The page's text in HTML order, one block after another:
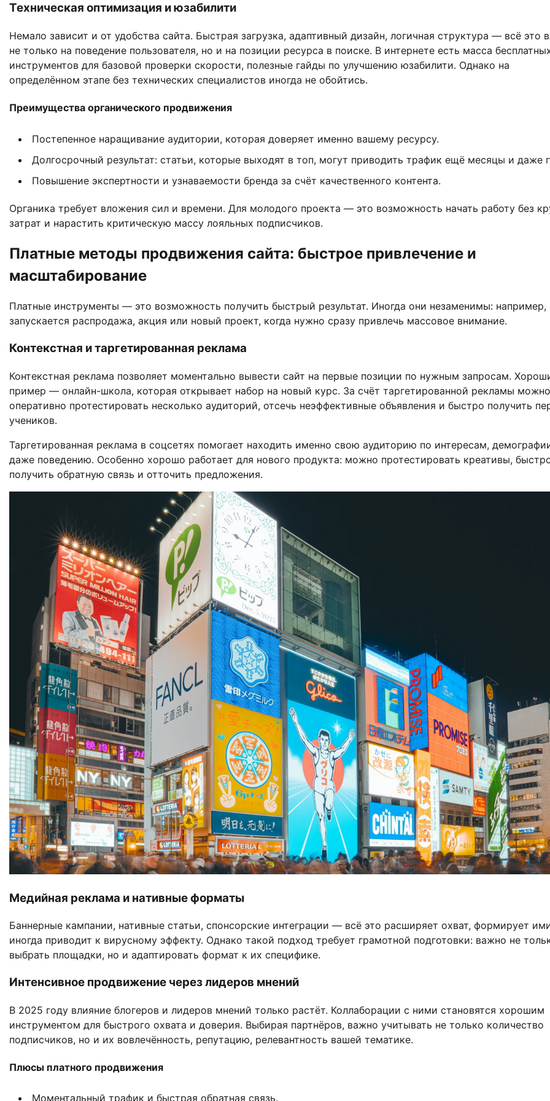
Техническая оптимизация и юзабилити
Немало зависит и от удобства сайта. Быстрая загрузка, адаптивный дизайн, логичная структура — всё это
не только на поведение пользователя, но и на позиции ресурса в поиске. В интернете есть масса
инструментов для базовой проверки скорости, полезные гайды по улучшению юзабилити. Однако на
определённом этапе без технических специалистов иногда не обойтись.
Преимущества органического продвижения
Постепенное наращивание аудитории, которая доверяет именно вашему ресурсу.
Долгосрочный результат: статьи, которые выходят в топ, могут приводить трафик ещё месяцы и даже
Повышение экспертности и узнаваемости бренда за счёт качественного контента.
Органика требует вложения сил и времени. Для молодого проекта — это возможность начать работу без
затрат и нарастить критическую массу лояльных подписчиков.
Платные методы продвижения сайта: быстрое привлечение и
масштабирование
Платные инструменты — это возможность получить быстрый результат. Иногда они незаменимы: например,
запускается распродажа, акция или новый проект, когда нужно сразу привлечь массовое внимание.
Контекстная и таргетированная реклама
Контекстная реклама позволяет моментально вывести сайт на первые позиции по нужным запросам.
пример — онлайн-школа, которая открывает набор на новый курс. За счёт таргетированной рекламы можно
оперативно протестировать несколько аудиторий, отсечь неэффективные объявления и быстро получить
учеников.
Таргетированная реклама в соцсетях помогает находить именно свою аудиторию по интересам,
даже поведению. Особенно хорошо работает для нового продукта: можно протестировать креативы,
получить обратную связь и отточить предложения.
Медийная реклама и нативные форматы
Баннерные кампании, нативные статьи, спонсорские интеграции — всё это расширяет охват, формирует
иногда приводит к вирусному эффекту. Однако такой подход требует грамотной подготовки: важно не
выбрать площадки, но и адаптировать формат к их специфике.
Интенсивное продвижение через лидеров мнений
В 2025 году влияние блогеров и лидеров мнений только растёт. Коллаборации с ними становятся хорошим
инструментом для быстрого охвата и доверия. Выбирая партнёров, важно учитывать не только количество
подписчиков, но и их вовлечённость, репутацию, релевантность вашей тематике.
Плюсы платного продвижения
Моментальный трафик и быстрая обратная связь.